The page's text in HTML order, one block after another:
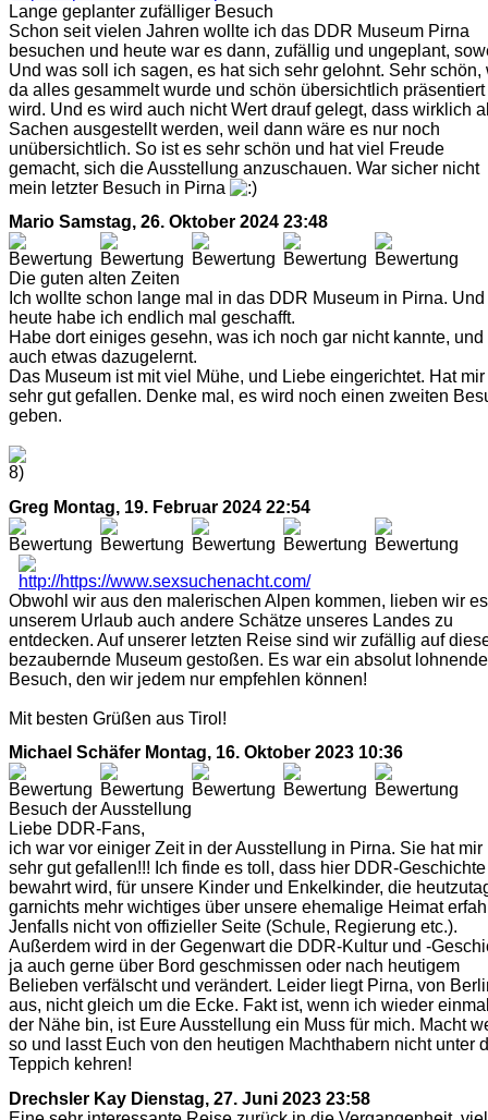
Lange geplanter zufälliger Besuch
Schon seit vielen Jahren wollte ich das DDR Museum Pirna
besuchen und heute war es dann, zufällig und ungeplant,
Und was soll ich sagen, es hat sich sehr gelohnt. Sehr schön,
da alles gesammelt wurde und schön übersichtlich präsentiert
wird. Und es wird auch nicht Wert drauf gelegt, dass wirklich
Sachen ausgestellt werden, weil dann wäre es nur noch
unübersichtlich. So ist es sehr schön und hat viel Freude
gemacht, sich die Ausstellung anzuschauen. War sicher nicht
mein letzter Besuch in Pirna
Mario Samstag, 26. Oktober 2024 23:48
Die guten alten Zeiten
Ich wollte schon lange mal in das DDR Museum in Pirna. Und
heute habe ich endlich mal geschafft.
Habe dort einiges gesehn, was ich noch gar nicht kannte, und
auch etwas dazugelernt.
Das Museum ist mit viel Mühe, und Liebe eingerichtet. Hat mir
sehr gut gefallen. Denke mal, es wird noch einen zweiten
geben.
Greg Montag, 19. Februar 2024 22:54
Obwohl wir aus den malerischen Alpen kommen, lieben wir
unserem Urlaub auch andere Schätze unseres Landes zu
entdecken. Auf unserer letzten Reise sind wir zufällig auf
bezaubernde Museum gestoßen. Es war ein absolut
Besuch, den wir jedem nur empfehlen können!
Mit besten Grüßen aus Tirol!
Michael Schäfer Montag, 16. Oktober 2023 10:36
Besuch der Ausstellung
Liebe DDR-Fans,
ich war vor einiger Zeit in der Ausstellung in Pirna. Sie hat mir
sehr gut gefallen!!! Ich finde es toll, dass hier DDR-Geschichte
bewahrt wird, für unsere Kinder und Enkelkinder, die
garnichts mehr wichtiges über unsere ehemalige Heimat
Jenfalls nicht von offizieller Seite (Schule, Regierung etc.).
Außerdem wird in der Gegenwart die DDR-Kultur und -
ja auch gerne über Bord geschmissen oder nach heutigem
Belieben verfälscht und verändert. Leider liegt Pirna, von
aus, nicht gleich um die Ecke. Fakt ist, wenn ich wieder
der Nähe bin, ist Eure Ausstellung ein Muss für mich. Macht
so und lasst Euch von den heutigen Machthabern nicht unter
Teppich kehren!
Drechsler Kay Dienstag, 27. Juni 2023 23:58